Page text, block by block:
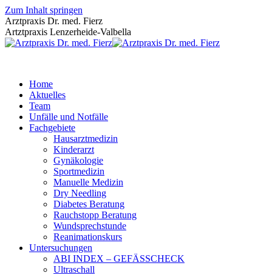
Zum Inhalt springen
Arztpraxis Dr. med. Fierz
Artztpraxis Lenzerheide-Valbella
Home
Aktuelles
Team
Unfälle und Notfälle
Fachgebiete
Hausarztmedizin
Kinderarzt
Gynäkologie
Sportmedizin
Manuelle Medizin
Dry Needling
Diabetes Beratung
Rauchstopp Beratung
Wundsprechstunde
Reanimationskurs
Untersuchungen
ABI INDEX – GEFÄSSCHECK
Ultraschall